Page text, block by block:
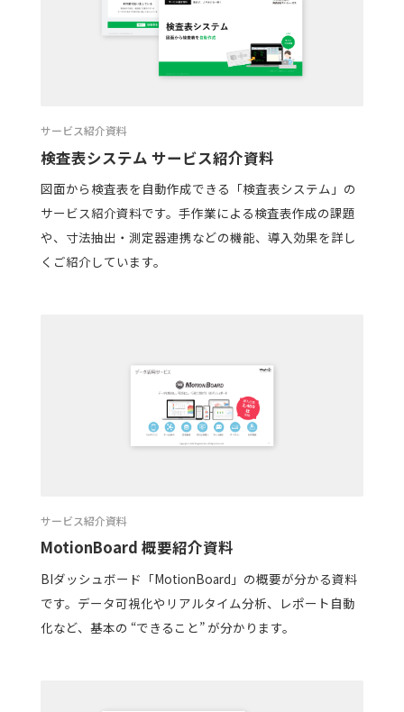
サービス紹介資料
検査表システム サービス紹介資料
図面から検査表を自動作成できる「検査表システム」の
サービス紹介資料です。手作業による検査表作成の課題
や、寸法抽出・測定器連携などの機能、導入効果を詳し
くご紹介しています。
サービス紹介資料
MotionBoard 概要紹介資料
BIダッシュボード「MotionBoard」の概要が分かる資料
です。データ可視化やリアルタイム分析、レポート自動
化など、基本の “できること” が分かります。